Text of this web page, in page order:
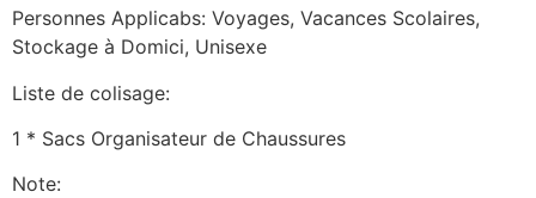
Personnes Applicabs: Voyages, Vacances Scolaires,
Stockage à Domici, Unisexe
Liste de colisage:
1 * Sacs Organisateur de Chaussures
Note: